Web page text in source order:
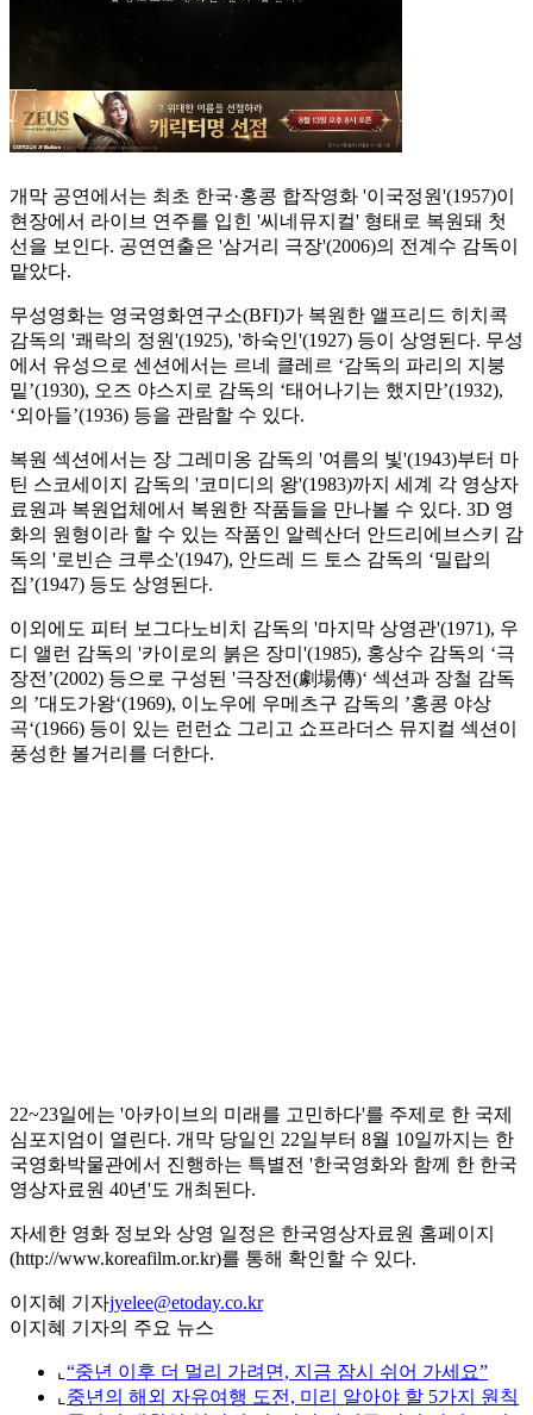
개막 공연에서는 최초 한국·홍콩 합작영화 '이국정원'(1957)이
현장에서 라이브 연주를 입힌 '씨네뮤지컬' 형태로 복원돼 첫
선을 보인다. 공연연출은 '삼거리 극장'(2006)의 전계수 감독이
맡았다.
무성영화는 영국영화연구소(BFI)가 복원한 앨프리드 히치콕
감독의 '쾌락의 정원'(1925), '하숙인'(1927) 등이 상영된다. 무성
에서 유성으로 센션에서는 르네 클레르 ‘감독의 파리의 지붕
밑’(1930), 오즈 야스지로 감독의 ‘태어나기는 했지만’(1932),
‘외아들’(1936) 등을 관람할 수 있다.
복원 섹션에서는 장 그레미옹 감독의 '여름의 빛'(1943)부터 마
틴 스코세이지 감독의 '코미디의 왕'(1983)까지 세계 각 영상자
료원과 복원업체에서 복원한 작품들을 만나볼 수 있다. 3D 영
화의 원형이라 할 수 있는 작품인 알렉산더 안드리에브스키 감
독의 '로빈슨 크루소'(1947), 안드레 드 토스 감독의 ‘밀랍의
집’(1947) 등도 상영된다.
이외에도 피터 보그다노비치 감독의 '마지막 상영관'(1971), 우
디 앨런 감독의 '카이로의 붉은 장미'(1985), 홍상수 감독의 ‘극
장전’(2002) 등으로 구성된 '극장전(劇場傳)‘ 섹션과 장철 감독
의 ’대도가왕‘(1969), 이노우에 우메츠구 감독의 ’홍콩 야상
곡‘(1966) 등이 있는 런런쇼 그리고 쇼프라더스 뮤지컬 섹션이
풍성한 볼거리를 더한다.
22~23일에는 '아카이브의 미래를 고민하다'를 주제로 한 국제
심포지엄이 열린다. 개막 당일인 22일부터 8월 10일까지는 한
국영화박물관에서 진행하는 특별전 '한국영화와 함께 한 한국
영상자료원 40년'도 개최된다.
자세한 영화 정보와 상영 일정은 한국영상자료원 홈페이지
(http://www.koreafilm.or.kr)를 통해 확인할 수 있다.
이지혜 기자jyelee@etoday.co.kr
이지혜 기자의 주요 뉴스
⌞ “중년 이후 더 멀리 가려면, 지금 잠시 쉬어 가세요”
⌞ 중년의 해외 자유여행 도전, 미리 알아야 할 5가지 원칙